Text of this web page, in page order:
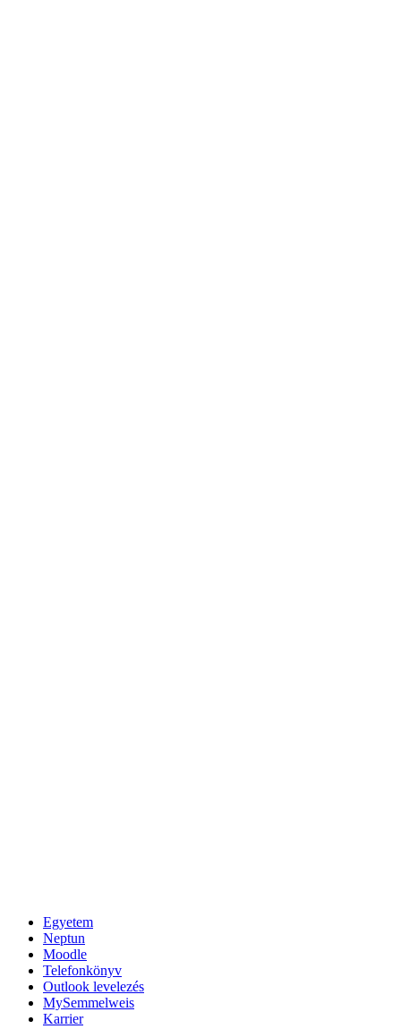
Egyetem
Neptun
Moodle
Telefonkönyv
Outlook levelezés
MySemmelweis
Karrier